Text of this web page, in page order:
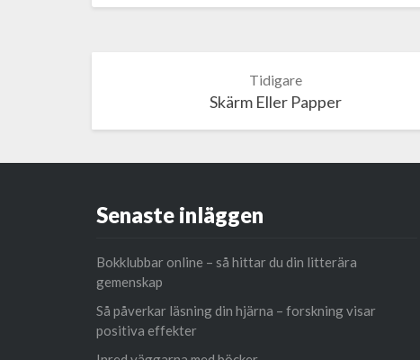
navigationSkärm Eller Papper
Senaste inläggen
Bokklubbar online – så hittar du din litterära
gemenskap
Så påverkar läsning din hjärna – forskning visar
positiva effekter